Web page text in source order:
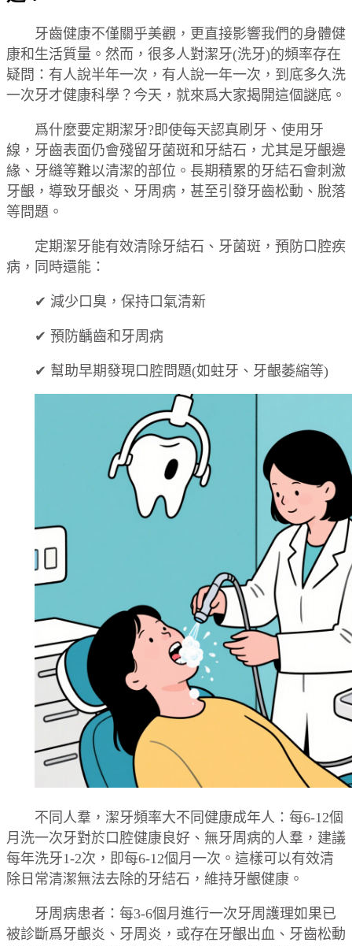
牙齒健康不僅關乎美觀，更直接影響我們的身體健
康和生活質量。然而，很多人對潔牙(洗牙)的頻率存在
疑問：有人說半年一次，有人說一年一次，到底多久洗
一次牙才健康科學？今天，就來爲大家揭開這個謎底。
爲什麼要定期潔牙?即使每天認真刷牙、使用牙
線，牙齒表面仍會殘留牙菌斑和牙結石，尤其是牙齦邊
緣、牙縫等難以清潔的部位。長期積累的牙結石會刺激
牙齦，導致牙齦炎、牙周病，甚至引發牙齒松動、脫落
等問題。
定期潔牙能有效清除牙結石、牙菌斑，預防口腔疾
病，同時還能：
✔ 減少口臭，保持口氣清新
✔ 預防齲齒和牙周病
✔ 幫助早期發現口腔問題(如蛀牙、牙齦萎縮等)
不同人羣，潔牙頻率大不同健康成年人：每6-12個
月洗一次牙對於口腔健康良好、無牙周病的人羣，建議
每年洗牙1-2次，即每6-12個月一次。這樣可以有效清
除日常清潔無法去除的牙結石，維持牙齦健康。
牙周病患者：每3-6個月進行一次牙周護理如果已
被診斷爲牙齦炎、牙周炎，或存在牙齦出血、牙齒松動